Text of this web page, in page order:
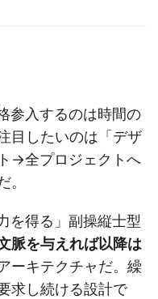
参入するのは時間の
目したいのは「デザ
→全プロジェクトへ
。
を得る」副操縦士型
脈を与えれば以降は
ーキテクチャだ。繰
求し続ける設計で